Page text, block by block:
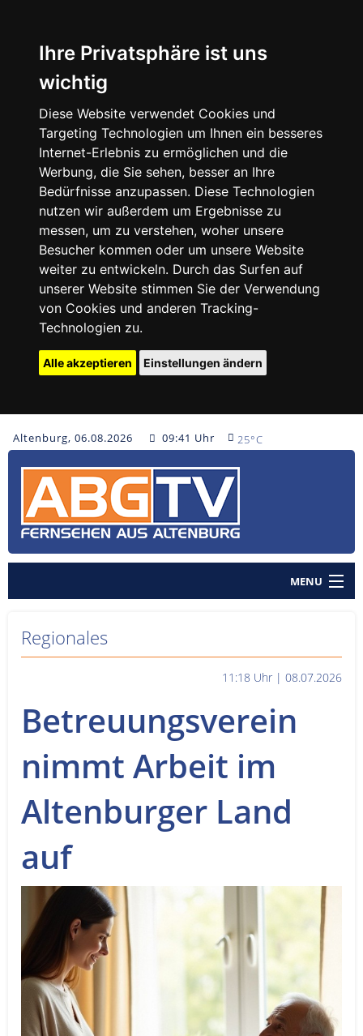
Ihre Privatsphäre ist uns
wichtig
Diese Website verwendet Cookies und
Targeting Technologien um Ihnen ein besseres
Internet-Erlebnis zu ermöglichen und die
Werbung, die Sie sehen, besser an Ihre
Bedürfnisse anzupassen. Diese Technologien
nutzen wir außerdem um Ergebnisse zu
messen, um zu verstehen, woher unsere
Besucher kommen oder um unsere Website
weiter zu entwickeln. Durch das Surfen auf
unserer Website stimmen Sie der Verwendung
von Cookies und anderen Tracking-
Technologien zu.
Alle akzeptieren Einstellungen ändern
Altenburg, 06.08.2026 09:41 Uhr 25°C
MENU
Nachrichten
Sendungen
Sender
Werbung
Regionales
11:18 Uhr | 08.07.2026
Betreuungsverein
nimmt Arbeit im
Altenburger Land
auf